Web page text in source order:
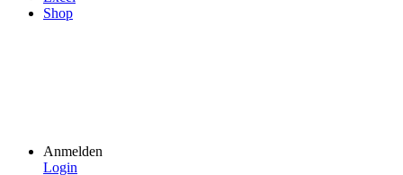
Shop
Anmelden
Login